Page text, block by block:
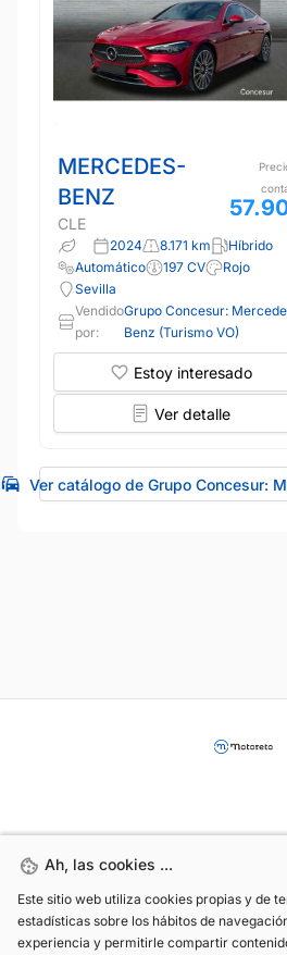
MERCEDES-
BENZ
CLE
2024 8.171 km
Híbrido
Automático
197 CV
Rojo
Sevilla
Vendido
por:
Grupo Concesur:
Benz (Turismo VO)
Estoy interesado
Ver detalle
Ver catálogo de Grupo Concesur:
Ah, las cookies ...
Este sitio web utiliza cookies propias y de
estadísticas sobre los hábitos de
experiencia y permitirle compartir
Ah, las cookies ...
Este sitio web utiliza cookies propias y de
estadísticas sobre los hábitos de
experiencia y permitirle compartir